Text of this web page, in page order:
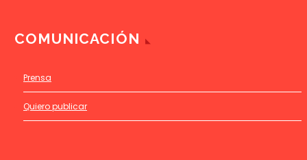
COMUNICACIÓN
Prensa
Quiero publicar